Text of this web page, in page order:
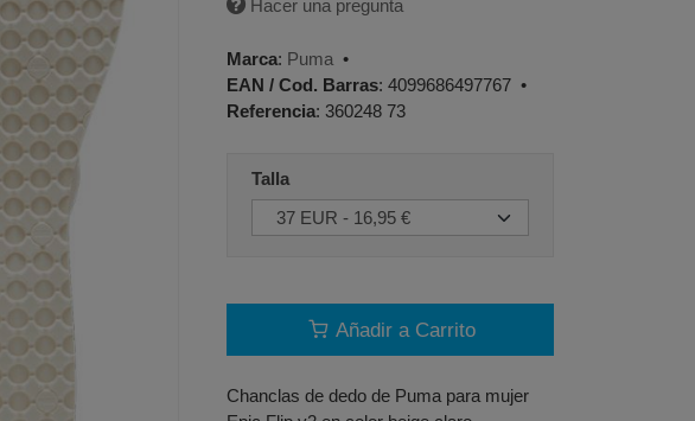
Hacer una pregunta
Marca: Puma •
EAN / Cod. Barras: 4099686497767•
Referencia: 360248 73
Talla
Añadir a Carrito
Chanclas de dedo de Puma para mujer